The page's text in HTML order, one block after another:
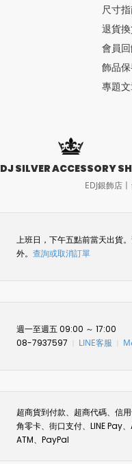
尺寸
退貨
會員
飾品
專題
SILVER ACCESSORY
EDJ銀飾店
上班日，下午五點前當天出貨
外。 查詢或取消訂單
週一至週五 09:00 ～ 17:00
08-7937597
LINE客服
超商貨到付款、超商代碼、信
角零卡、街口支付、LINE Pay、
ATM、PayPal